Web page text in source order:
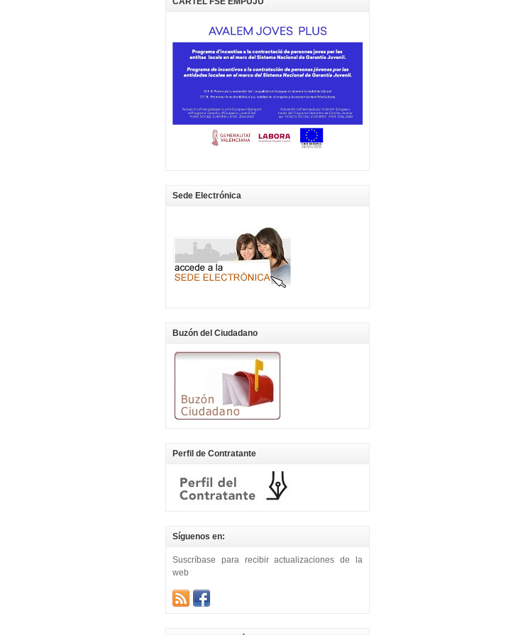
Sede Electrónica
Buzón del Ciudadano
Perfil de Contratante
Síguenos en:
Suscríbase para recibir actualizaciones de la
web